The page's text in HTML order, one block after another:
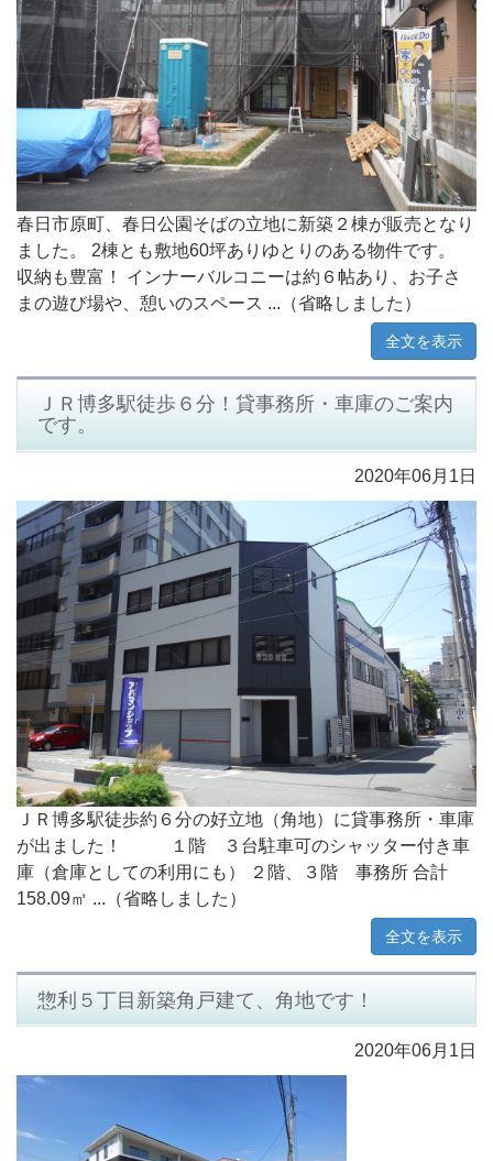
春日市原町、春日公園そばの立地に新築２棟が販売となり
ました。 2棟とも敷地60坪ありゆとりのある物件です。
収納も豊富！ インナーバルコニーは約６帖あり、お子さ
まの遊び場や、憩いのスペース ...（省略しました）
全文を表示
ＪＲ博多駅徒歩６分！貸事務所・車庫のご案内
です。
2020年06月1日
ＪＲ博多駅徒歩約６分の好立地（角地）に貸事務所・車庫
が出ました！ １階 ３台駐車可のシャッター付き車
庫（倉庫としての利用にも） ２階、３階 事務所 合計
158.09㎡ ...（省略しました）
全文を表示
惣利５丁目新築角戸建て、角地です！
2020年06月1日